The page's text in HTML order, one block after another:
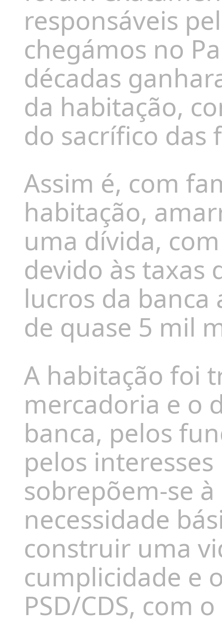
responsáveis
chegámos no
décadas
da habitação,
do sacrífico
Assim é, com
habitação,
uma dívida,
devido às
lucros da
de quase 5 mil
A habitação foi
mercadoria e o
banca, pelos
pelos
sobrepõem-se
necessidade
construir uma
cumplicidade e
PSD/CDS, com